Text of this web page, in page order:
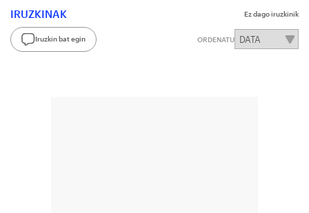
IRUZKINAK Ez dago iruzkinik
Iruzkin bat egin ORDENATU